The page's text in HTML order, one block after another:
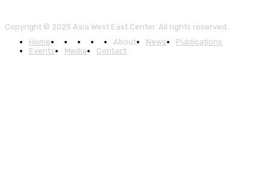
Copyright © 2025 Asia West East Center. All rights reserved.
Home
About News
Publications
Events
Media Contact